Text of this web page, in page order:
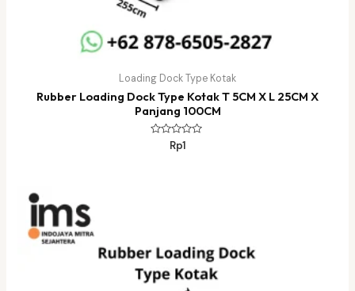
Loading Dock Type Kotak
Rubber Loading Dock Type Kotak T 5CM X L 25CM X
Panjang 100CM
Dinilai
Rp1